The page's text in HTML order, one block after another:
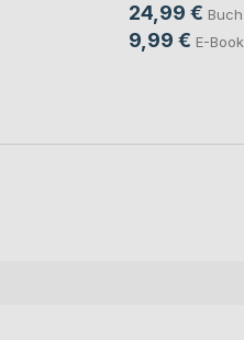
24,99 € Buch
9,99 € E-Book